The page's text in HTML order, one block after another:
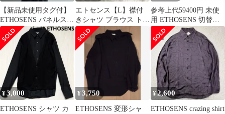
【新品未使用タグ付】
ETHOSENS パネルスト
ライプシャツ サイズ3
エトセンス【L】襟付
きシャツ ブラウス トッ
プス切り替え モノトー
ン 綿100%
参考上代59400円 未使
用 ETHOSENS 切替シ
ャツ 長袖シャツ エトセ
ンス 1E125-22 マルチカ
ラー(A) 1 （4675M）
¥3,000
ETHOSENS シャツ カ
¥3,750
ETHOSENS 変形シャ
¥2,600
ETHOSENS crazing shirt